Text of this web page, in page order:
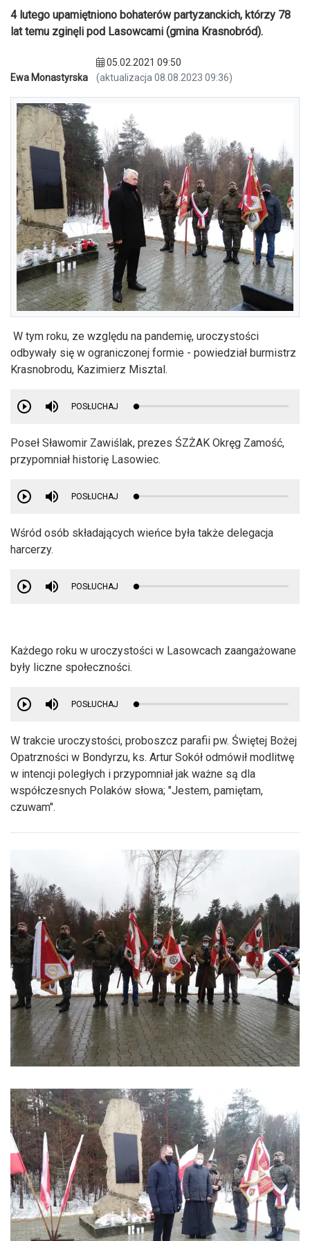
4 lutego upamiętniono bohaterów partyzanckich, którzy 78
lat temu zginęli pod Lasowcami (gmina Krasnobród).
Ewa Monastyrska
05.02.2021 09:50
(aktualizacja 08.08.2023 09:36)
W tym roku, ze względu na pandemię, uroczystości
odbywały się w ograniczonej formie - powiedział burmistrz
Krasnobrodu, Kazimierz Misztal.
POSŁUCHAJ
Poseł Sławomir Zawiślak, prezes ŚZŻAK Okręg Zamość,
przypomniał historię Lasowiec.
POSŁUCHAJ
Wśród osób składających wieńce była także delegacja
harcerzy.
POSŁUCHAJ
Każdego roku w uroczystości w Lasowcach zaangażowane
były liczne społeczności.
POSŁUCHAJ
W trakcie uroczystości, proboszcz parafii pw. Świętej Bożej
Opatrzności w Bondyrzu, ks. Artur Sokół odmówił modlitwę
w intencji poległych i przypomniał jak ważne są dla
współczesnych Polaków słowa; "Jestem, pamiętam,
czuwam".